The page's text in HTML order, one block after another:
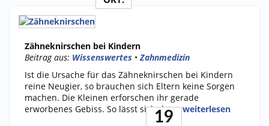
Zähneknirschen bei Kindern
Beitrag aus: Wissenswertes • Zahnmedizin
Ist die Ursache für das Zähneknirschen bei Kindern
reine Neugier, so brauchen sich Eltern keine Sorgen
machen. Die Kleinen erforschen ihr gerade
erworbenes Gebiss. So lässt sich das…weiterlesen
19